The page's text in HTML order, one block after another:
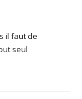
il faut de
seul